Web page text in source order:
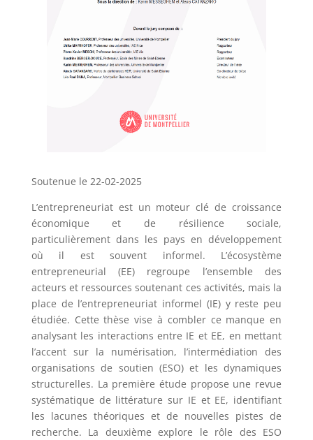
Soutenue le 22-02-2025
L’entrepreneuriat est un moteur clé de croissance
économique et de résilience sociale,
particulièrement dans les pays en développement
où il est souvent informel. L’écosystème
entrepreneurial (EE) regroupe l’ensemble des
acteurs et ressources soutenant ces activités, mais la
place de l’entrepreneuriat informel (IE) y reste peu
étudiée. Cette thèse vise à combler ce manque en
analysant les interactions entre IE et EE, en mettant
l’accent sur la numérisation, l’intermédiation des
organisations de soutien (ESO) et les dynamiques
structurelles. La première étude propose une revue
systématique de littérature sur IE et EE, identifiant
les lacunes théoriques et de nouvelles pistes de
recherche. La deuxième explore le rôle des ESO